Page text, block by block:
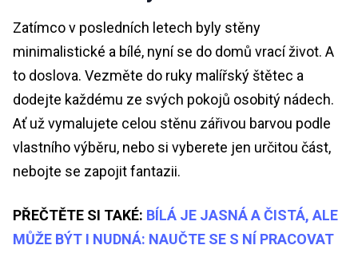
Zatímco v posledních letech byly stěny
minimalistické a bílé, nyní se do domů vrací život. A
to doslova. Vezměte do ruky malířský štětec a
dodejte každému ze svých pokojů osobitý nádech.
Ať už vymalujete celou stěnu zářivou barvou podle
vlastního výběru, nebo si vyberete jen určitou část,
nebojte se zapojit fantazii.
PŘEČTĚTE SI TAKÉ: BÍLÁ JE JASNÁ A ČISTÁ, ALE
MŮŽE BÝT I NUDNÁ: NAUČTE SE S NÍ PRACOVAT